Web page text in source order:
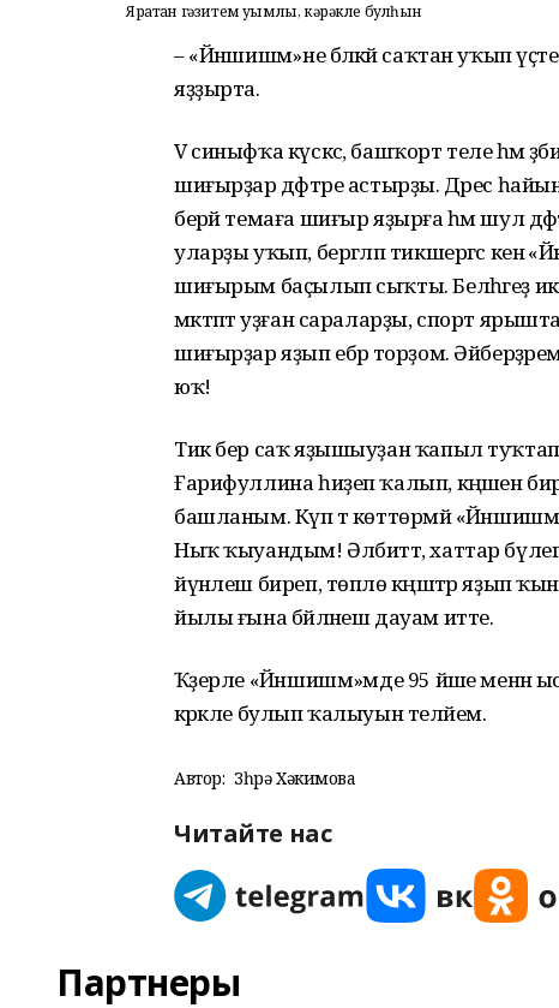
Яратҡан гәзитем уҡымлы, кәрәкле булһын
– «Йәншишмә»не бәләкәй саҡтан уҡып
яҙҙырта.
V синыфҡа күскәс, башҡорт теле һәм
шиғырҙар дәфтәре астырҙы. Дәрес
берәй темаға шиғыр яҙырға һәм шул
уларҙы уҡып, бергәләп тикшергәс кенә
шиғырым баҫылып сыҡты. Белһәгеҙ
мәктәптә уҙған сараларҙы, спорт
шиғырҙар яҙып ебәрә торҙом.
юҡ!
Тик бер саҡ яҙышыуҙан ҡапыл
Ғарифуллина һиҙеп ҡалып, кәңәшен
башланым. Күп тә көттөрмәй
Ныҡ ҡыуандым! Әлбиттә, хаттар бүлеге
йүнәлеш биреп, төплө кәңәштәр яҙып
йылы ғына бәйләнеш дауам итте.
Ҡәҙерле «Йәншишмә»мде 95 йәше
кәрәкле булып ҡалыуын теләйем.
Автор: Зөһрә Хәкимова
Читайте нас
Партнеры